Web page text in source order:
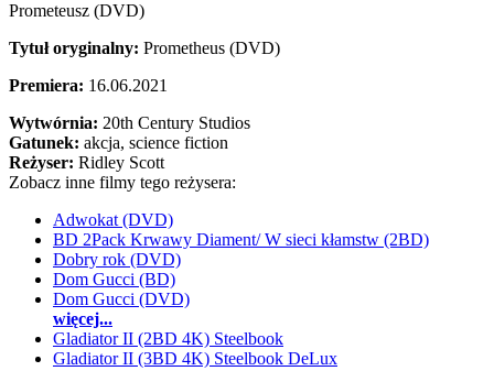
Prometeusz (DVD)
Tytuł oryginalny: Prometheus (DVD)
Premiera: 16.06.2021
Wytwórnia: 20th Century Studios
Gatunek: akcja, science fiction
Reżyser: Ridley Scott
Zobacz inne filmy tego reżysera:
Adwokat (DVD)
BD 2Pack Krwawy Diament/ W sieci kłamstw (2BD)
Dobry rok (DVD)
Dom Gucci (BD)
Dom Gucci (DVD)
więcej...
Gladiator II (2BD 4K) Steelbook
Gladiator II (3BD 4K) Steelbook DeLux